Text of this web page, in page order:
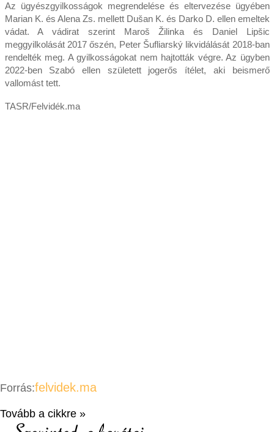
Az ügyészgyilkosságok megrendelése és eltervezése ügyében
Marian K. és Alena Zs. mellett Dušan K. és Darko D. ellen emeltek
vádat. A vádirat szerint Maroš Žilinka és Daniel Lipšic
meggyilkolását 2017 őszén, Peter Šufliarský likvidálását 2018-ban
rendelték meg. A gyilkosságokat nem hajtották végre. Az ügyben
2022-ben Szabó ellen született jogerős ítélet, aki beismerő
vallomást tett.
TASR/Felvidék.ma
Forrás:felvidek.ma
Tovább a cikkre »